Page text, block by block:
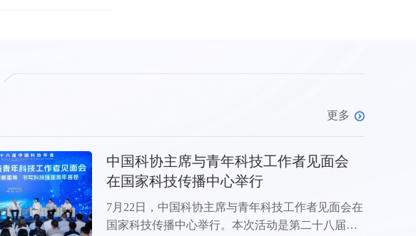
更多
中国科协主席与青年科技工作者见面会
在国家科技传播中心举行
7月22日，中国科协主席与青年科技工作者见面会在
国家科技传播中心举行。本次活动是第二十八届中